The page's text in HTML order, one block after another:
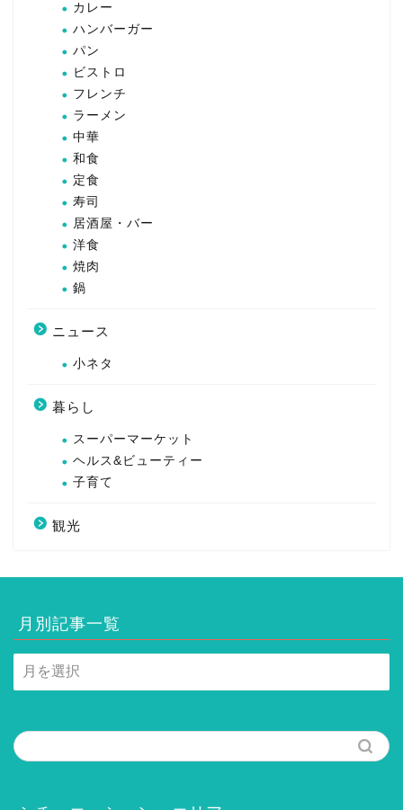
カレー
ハンバーガー
パン
ビストロ
フレンチ
ラーメン
中華
和食
定食
寿司
居酒屋・バー
洋食
焼肉
鍋
ニュース
小ネタ
暮らし
スーパーマーケット
ヘルス&ビューティー
子育て
観光
月別記事一覧
月
別
一
覧